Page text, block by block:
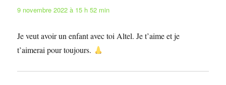
9 novembre 2022 à 15 h 52 min
Je veut avoir un enfant avec toi Altel. Je t’aime et je
t’aimerai pour toujours.